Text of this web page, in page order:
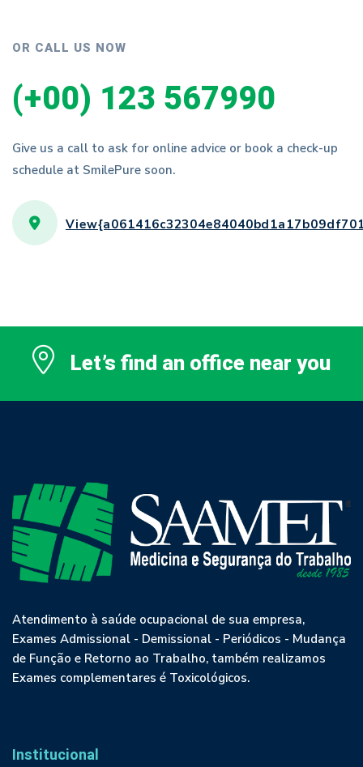
OR CALL US NOW
(+00) 123 567990
Give us a call to ask for online advice or book a check-up
schedule at SmilePure soon.
Let’s find an office near you
Atendimento à saúde ocupacional de sua empresa,
Exames Admissional - Demissional - Periódicos - Mudança
de Função e Retorno ao Trabalho, também realizamos
Exames complementares é Toxicológicos.
Institucional